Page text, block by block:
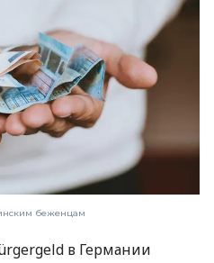
беженцам
в Германии